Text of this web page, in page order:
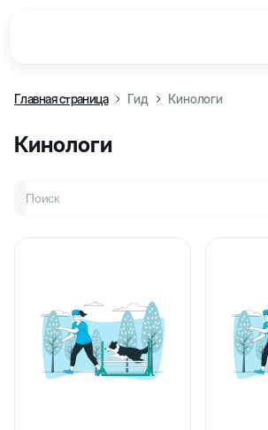
Главная страница Гид Кинологи
Кинологи